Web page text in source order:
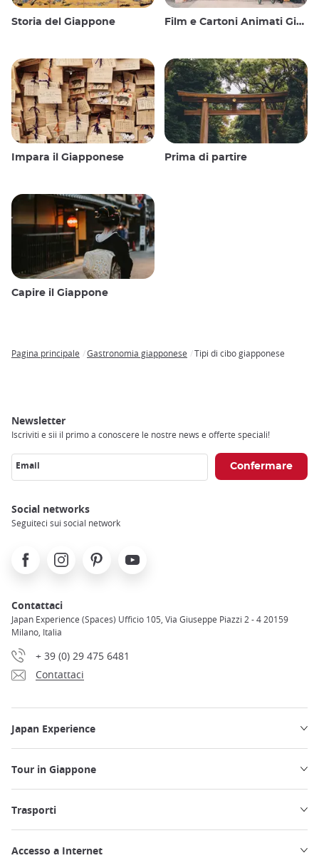
Storia del Giappone Film e Cartoni Animati Giapponesi
Impara il Giapponese Prima di partire
Capire il Giappone
Pagina principale Gastronomia giapponese Tipi di cibo giapponese
Newsletter
Iscriviti e sii il primo a conoscere le nostre news e offerte speciali!
Email
Social networks
Seguiteci sui social network
FacebookInstagramPinterest Youtube
Contattaci
Japan Experience (Spaces) Ufficio 105, Via Giuseppe Piazzi 2 - 4 20159
Milano, Italia
+ 39 (0) 29 475 6481
Contattaci
Japan Experience
Tour in Giappone
Trasporti
Accesso a Internet